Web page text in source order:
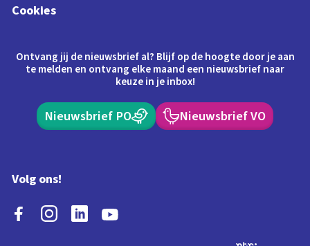
Cookies
Ontvang jij de nieuwsbrief al? Blijf op de hoogte door je aan
te melden en ontvang elke maand een nieuwsbrief naar
keuze in je inbox!
Nieuwsbrief PO Nieuwsbrief VO
Volg ons!